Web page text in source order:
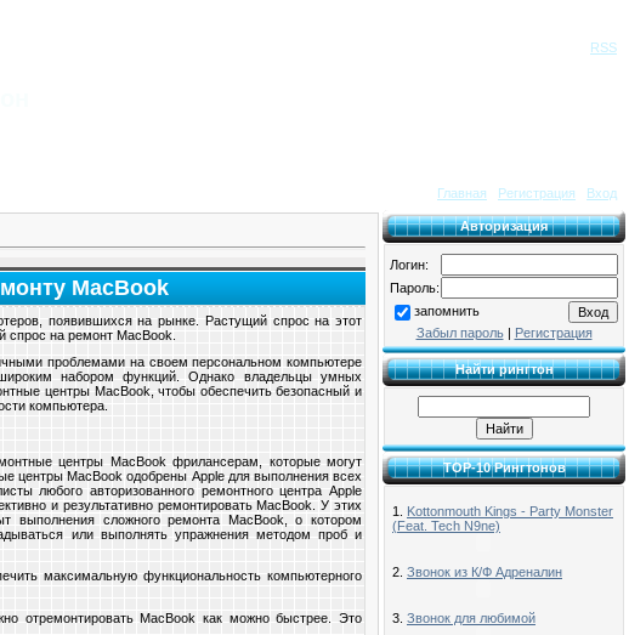
RSS
Главная Регистрация Вход
MacBook
появившихся на рынке. Растущий спрос на этот
спрос на ремонт MacBook.
проблемами на своем персональном компьютере
набором функций. Однако владельцы умных
центры MacBook, чтобы обеспечить безопасный и
компьютера.
центры MacBook фрилансерам, которые могут
центры MacBook одобрены Apple для выполнения всех
любого авторизованного ремонтного центра Apple
и результативно ремонтировать MacBook. У этих
выполнения сложного ремонта MacBook, о котором
или выполнять упражнения методом проб и
максимальную функциональность компьютерного
отремонтировать MacBook как можно быстрее. Это
Авторизация
Логин:
Пароль:
запомнить
Забыл пароль| Регистрация
Найти рингтон
TOP-10 Рингтонов
1. Kottonmouth Kings - Party Monster
(Feat. Tech N9ne)
2. Звонок из К/Ф Адреналин
3. Звонок для любимой